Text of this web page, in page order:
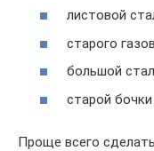
листовой
старого
большой
старой
Проще всего